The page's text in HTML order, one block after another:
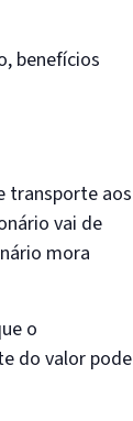
benefícios
transporte aos
vai de
mora
o
do valor pode